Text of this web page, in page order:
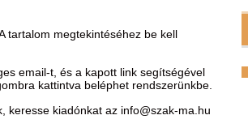
tartalom megtekintéséhez be kell
email-t, és a kapott link segítségével
kattintva beléphet rendszerünkbe.
keresse kiadónkat az info@szak-ma.hu